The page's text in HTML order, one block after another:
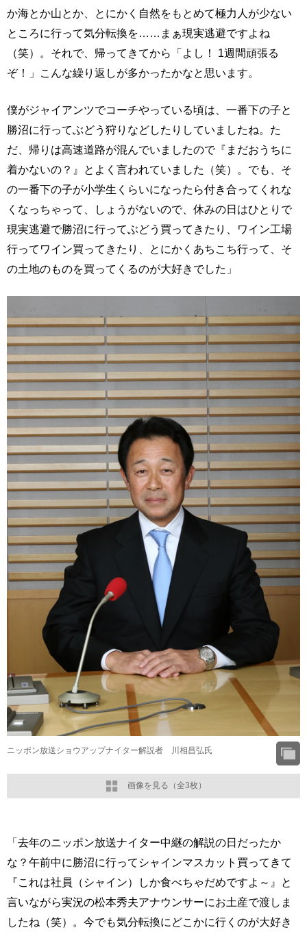
か海とか山とか、とにかく自然をもとめて極力人が少ない
ところに行って気分転換を……まぁ現実逃避ですよね
（笑）。それで、帰ってきてから「よし！ 1週間頑張る
ぞ！」こんな繰り返しが多かったかなと思います。
僕がジャイアンツでコーチやっている頃は、一番下の子と
勝沼に行ってぶどう狩りなどしたりしていましたね。た
だ、帰りは高速道路が混んでいましたので『まだおうちに
着かないの？』とよく言われていました（笑）。でも、そ
の一番下の子が小学生くらいになったら付き合ってくれな
くなっちゃって、しょうがないので、休みの日はひとりで
現実逃避で勝沼に行ってぶどう買ってきたり、ワイン工場
行ってワイン買ってきたり、とにかくあちこち行って、そ
の土地のものを買ってくるのが大好きでした」
画像を見る（全3枚）
ニッポン放送ショウアップナイター解説者 川相昌弘氏
「去年のニッポン放送ナイター中継の解説の日だったか
な？午前中に勝沼に行ってシャインマスカット買ってきて
『これは社員（シャイン）しか食べちゃだめですよ～』と
言いながら実況の松本秀夫アナウンサーにお土産で渡しま
したね（笑）。今でも気分転換にどこかに行くのが大好き